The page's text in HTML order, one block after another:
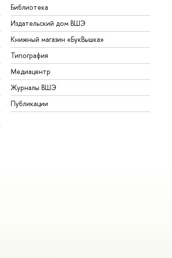
Библиотека
Издательский дом ВШЭ
Книжный магазин «БукВышка»
Типография
Медиацентр
Журналы ВШЭ
Публикации